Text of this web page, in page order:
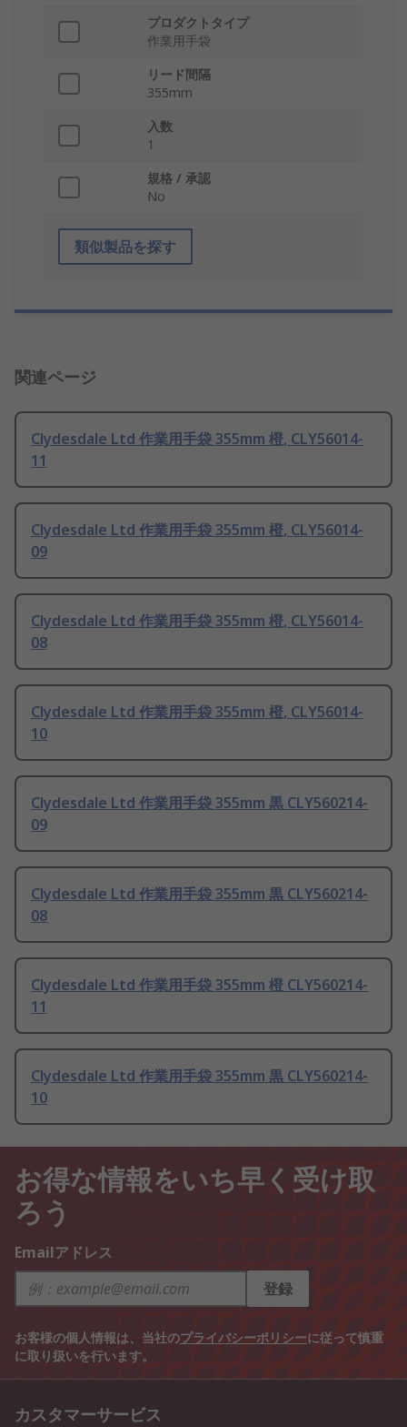
プロダクトタイプ
作業用手袋
リード間隔
355mm
入数
1
規格 / 承認
No
類似製品を探す
関連ページ
Clydesdale Ltd 作業用手袋 355mm 橙, CLY56014-
11
Clydesdale Ltd 作業用手袋 355mm 橙, CLY56014-
09
Clydesdale Ltd 作業用手袋 355mm 橙, CLY56014-
08
Clydesdale Ltd 作業用手袋 355mm 橙, CLY56014-
10
Clydesdale Ltd 作業用手袋 355mm 黒 CLY560214-
09
Clydesdale Ltd 作業用手袋 355mm 黒 CLY560214-
08
Clydesdale Ltd 作業用手袋 355mm 橙 CLY560214-
11
Clydesdale Ltd 作業用手袋 355mm 黒 CLY560214-
10
お得な情報をいち早く受け取
ろう
Emailアドレス
登録
お客様の個人情報は、当社のプライバシーポリシーに従って慎重
に取り扱いを行います。
カスタマーサービス